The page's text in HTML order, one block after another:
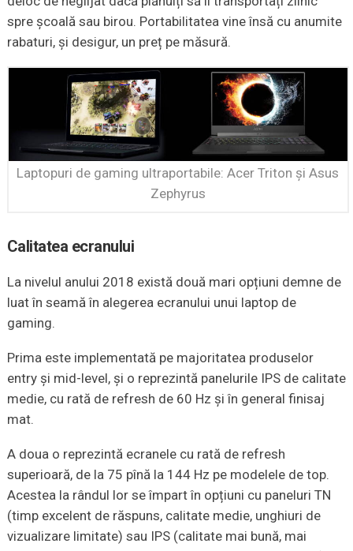
spre școală sau birou. Portabilitatea vine însă cu anumite
rabaturi, și desigur, un preț pe măsură.
Laptopuri de gaming ultraportabile: Acer Triton și Asus
Zephyrus
Calitatea ecranului
La nivelul anului 2018 există două mari opțiuni demne de
luat în seamă în alegerea ecranului unui laptop de
gaming.
Prima este implementată pe majoritatea produselor
entry și mid-level, și o reprezintă panelurile IPS de calitate
medie, cu rată de refresh de 60 Hz și în general finisaj
mat.
A doua o reprezintă ecranele cu rată de refresh
superioară, de la 75 pînă la 144 Hz pe modelele de top.
Acestea la rândul lor se împart în opțiuni cu paneluri TN
(timp excelent de răspuns, calitate medie, unghiuri de
vizualizare limitate) sau IPS (calitate mai bună, mai